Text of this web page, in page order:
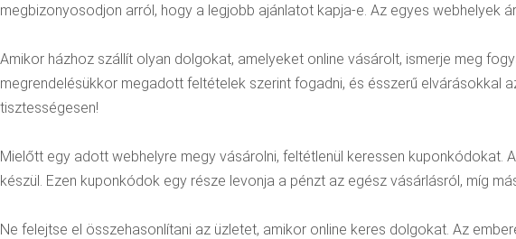
megbizonyosodjon arról, hogy a legjobb ajánlatot kapja-e. Az egyes
Amikor házhoz szállít olyan dolgokat, amelyeket online vásárolt, ismerje meg
megrendelésükkor megadott feltételek szerint fogadni, és ésszerű elvárásokkal
tisztességesen!
Mielőtt egy adott webhelyre megy vásárolni, feltétlenül keressen
készül. Ezen kuponkódok egy része levonja a pénzt az egész vásárlásról, míg
Ne felejtse el összehasonlítani az üzletet, amikor online keres dolgokat. Az